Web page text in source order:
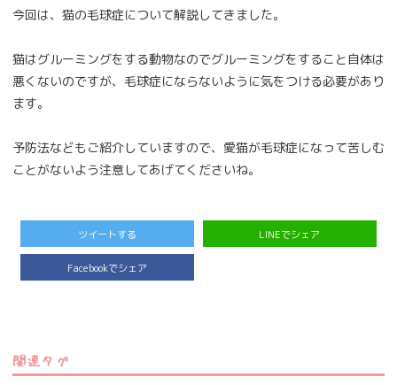
今回は、猫の毛球症について解説してきました。
猫はグルーミングをする動物なのでグルーミングをすること自体は
悪くないのですが、毛球症にならないように気をつける必要があり
ます。
予防法などもご紹介していますので、愛猫が毛球症になって苦しむ
ことがないよう注意してあげてくださいね。
ツイートする LINEでシェア
Facebookでシェア
関連タグ